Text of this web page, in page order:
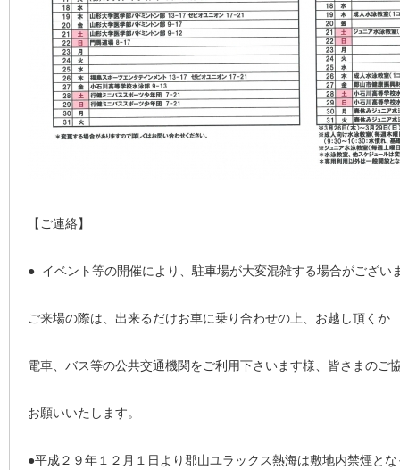
【ご連絡】
● イベント等の開催により、駐車場が大変混雑する場合がござい
ご来場の際は、出来るだけお車に乗り合わせの上、お越し頂くか
電車、バス等の公共交通機関をご利用下さいます様、皆さまのご
お願いいたします。
●平成２９年１２月１日より郡山ユラックス熱海は敷地内禁煙と